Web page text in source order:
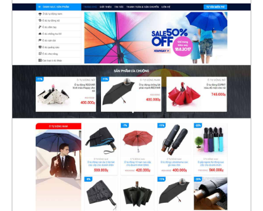
4324
CHI TIẾT
XEM THỰC TẾ